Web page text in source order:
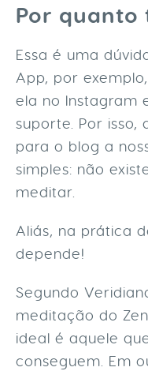
Por quanto
Essa é uma
App, por
ela no Instagram
suporte. Por isso,
para o blog a
simples: não
meditar.
Aliás, na prática
depende!
Segundo
meditação do
ideal é aquele
conseguem. Em